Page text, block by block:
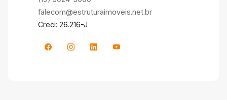
falecom@estruturaimoveis.net.br
Creci: 26.216-J